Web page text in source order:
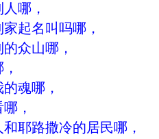
哪，
家起名叫吗哪，
的众山哪，
魂哪，
，
耶路撒冷的居民哪，